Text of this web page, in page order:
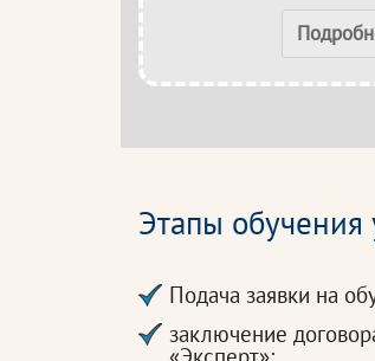
Этапы обучения
Подача заявки на
заключение